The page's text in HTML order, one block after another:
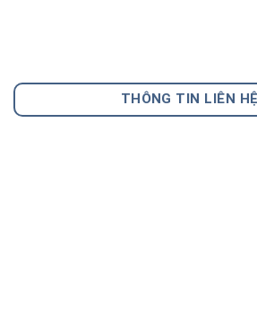
THÔNG TIN LIÊN HỆ